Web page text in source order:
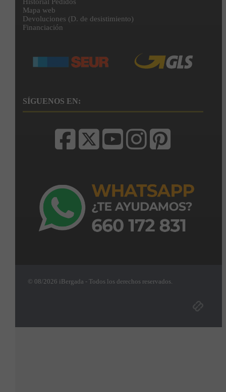
Historial Pedidos
Mapa web
Devoluciones (D. de desistimiento)
Financiación
SÍGUENOS EN:
© 08/2026 iBergada - Todos los derechos reservados.